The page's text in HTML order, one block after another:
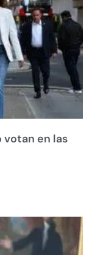
votan en las